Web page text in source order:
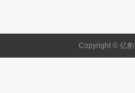
Copyright © 亿